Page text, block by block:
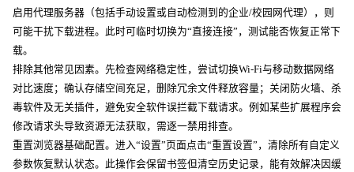
启用代理服务器（包括手动设置或自动检测到的企业/校园网代理），则
可能干扰下载进程。此时可临时切换为“直接连接”，测试能否恢复正常下
载。
排除其他常见因素。先检查网络稳定性，尝试切换Wi-Fi与移动数据网络
对比速度；确认存储空间充足，删除冗余文件释放容量；关闭防火墙、杀
毒软件及无关插件，避免安全软件误拦截下载请求。例如某些扩展程序会
修改请求头导致资源无法获取，需逐一禁用排查。
重置浏览器基础配置。进入“设置”页面点击“重置设置”，清除所有自定义
参数恢复默认状态。此操作会保留书签但清空历史记录，能有效解决因缓